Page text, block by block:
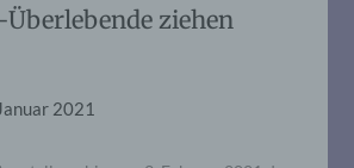
ziehen
2021